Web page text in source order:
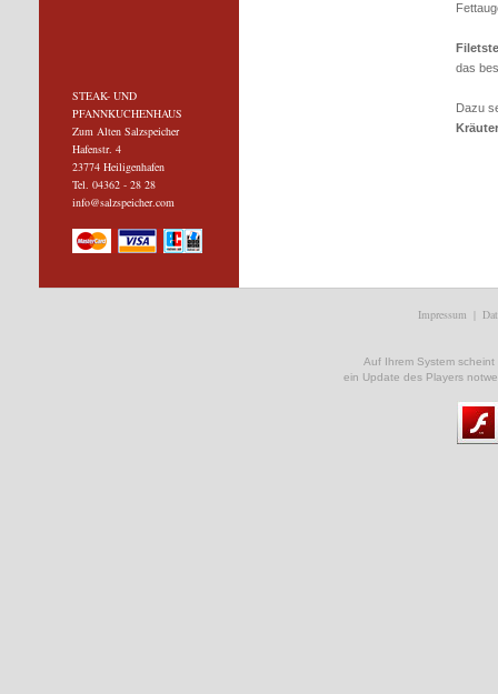
STEAK- UND
PFANNKUCHENHAUS
Zum Alten Salzspeicher
Hafenstr. 4
23774 Heiligenhafen
Tel. 04362 - 28 28
info@salzspeicher.com
das
Dazu
Impressum |
Auf Ihrem System
ein Update des Players